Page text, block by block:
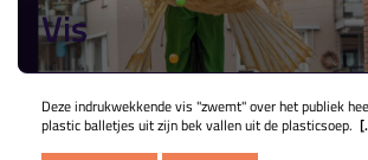
Vis
Deze indrukwekkende vis "zwemt" over het publiek
plastic balletjes uit zijn bek vallen uit de plasticsoep.